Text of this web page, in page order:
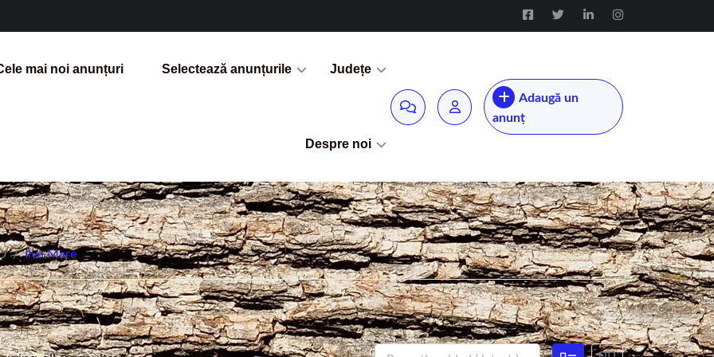
mai noi anunțuri Selectează anunțurile Județe
Despre noi
Adaugă un
anunț
/ Ilva Mare